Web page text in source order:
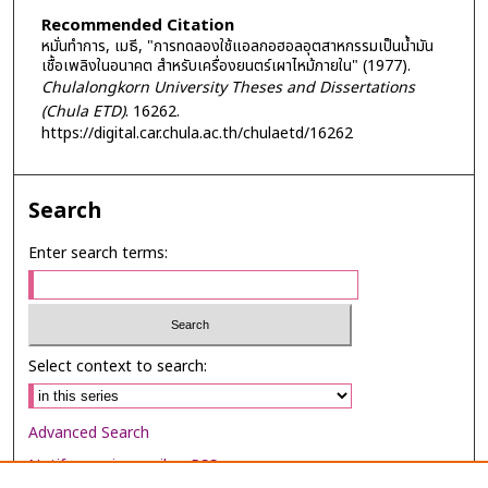
Recommended Citation
หมั่นทำการ, เมธี, "การทดลองใช้แอลกอฮอลอุตสาหกรรมเป็นน้ำมัน
เชื้อเพลิงในอนาคต สำหรับเครื่องยนตร์เผาไหม้ภายใน" (1977).
Chulalongkorn University Theses and Dissertations
(Chula ETD). 16262.
https://digital.car.chula.ac.th/chulaetd/16262
Search
Enter search terms:
Select context to search:
Advanced Search
Notify me via email orRSS